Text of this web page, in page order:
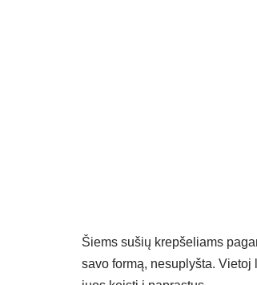
Šiems sušių krepšeliams
savo formą, nesuplyšta.